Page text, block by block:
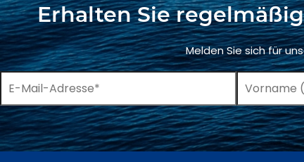
Erhalten Sie
Melden Sie sich für